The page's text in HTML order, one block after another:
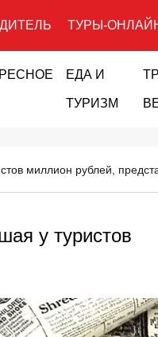
ТУРЫ-
ЕДА И
ТУРИЗМ
миллион рублей,
у туристов